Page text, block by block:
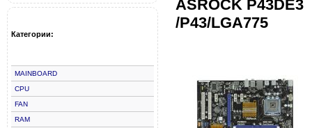
Категории:
MAINBOARD
CPU
FAN
RAM
ASROCK P43DE3
/P43/LGA775